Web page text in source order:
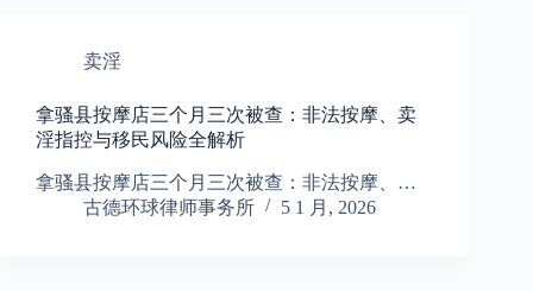
卖淫
拿骚县按摩店三个月三次被查：非法按摩、卖
淫指控与移民风险全解析
拿骚县按摩店三个月三次被查：非法按摩、…
古德环球律师事务所
5 1 月, 2026